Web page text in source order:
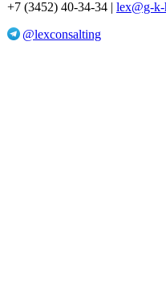
+7 (3452) 40-34-34 | lex@g-
@lexconsalting